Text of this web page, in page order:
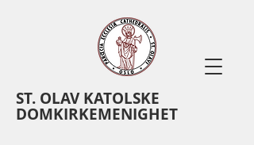
ST. OLAV KATOLSKE
DOMKIRKEMENIGHET